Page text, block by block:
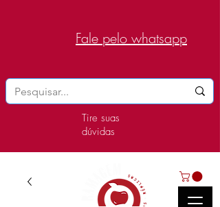
Fale pelo whatsapp
Tire suas
dúvidas